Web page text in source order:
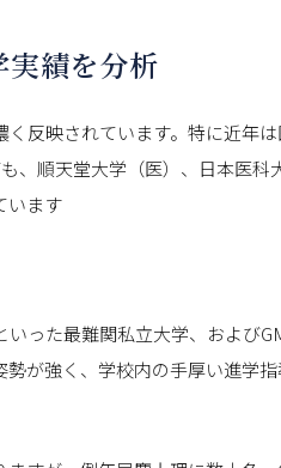
績を分析
反映されています。特に近年
、順天堂大学（医）、日本医科
います
った最難関私立大学、および
が強く、学校内の手厚い進学